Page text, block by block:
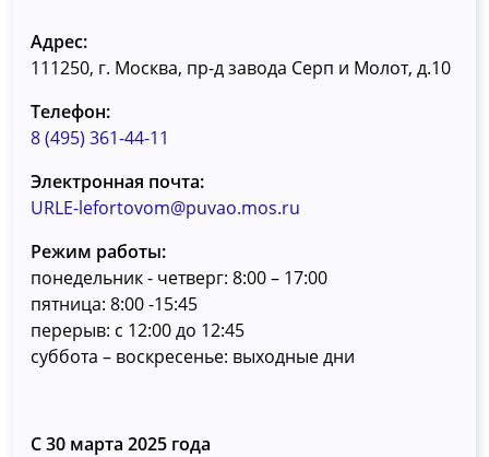
Адрес:
111250, г. Москва, пр-д завода Серп и Молот, д.10
Телефон:
8 (495) 361-44-11
Электронная почта:
URLE-lefortovom@puvao.mos.ru
Режим работы:
понедельник - четверг: 8:00 – 17:00
пятница: 8:00 -15:45
перерыв: с 12:00 до 12:45
суббота – воскресенье: выходные дни
С 30 марта 2025 года